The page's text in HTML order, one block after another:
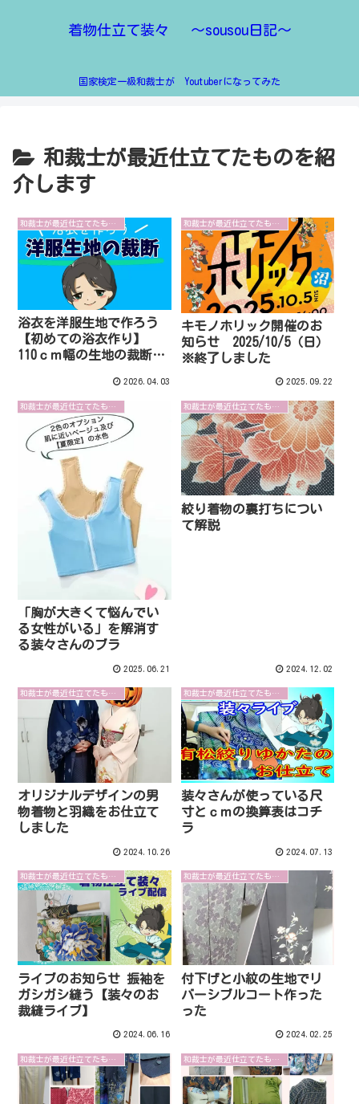
着物仕立て装々 ～sousou日記～
国家検定一級和裁士が Youtuberになってみた
和裁士が最近仕立てたものを紹
介します
和裁士が最近仕立てたものを紹介します
浴衣を洋服生地で作ろう
【初めての浴衣作り】
110ｃｍ幅の生地の裁断を
2026.04.03
和裁士が最近仕立てたものを紹介します
キモノホリック開催のお
知らせ 2025/10/5（日）
※終了しました
2025.09.22
和裁士が最近仕立てたものを紹介します
「胸が大きくて悩んでい
る女性がいる」を解消す
る装々さんのブラ
2025.06.21
和裁士が最近仕立てたものを紹介します
絞り着物の裏打ちについ
て解説
2024.12.02
和裁士が最近仕立てたものを紹介します
オリジナルデザインの男
物着物と羽織をお仕立て
しました
2024.10.26
和裁士が最近仕立てたものを紹介します
装々さんが使っている尺
寸とｃｍの換算表はコチ
ラ
2024.07.13
和裁士が最近仕立てたものを紹介します
ライブのお知らせ 振袖を
ガシガシ縫う【装々のお
裁縫ライブ】
2024.06.16
和裁士が最近仕立てたものを紹介します
付下げと小紋の生地でリ
バーシブルコート作った
った
2024.02.25
和裁士が最近仕立てたものを紹介します 和裁士が最近仕立てたものを紹介します